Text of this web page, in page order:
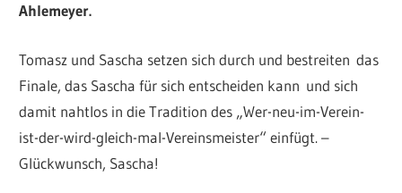
Ahlemeyer.
Tomasz und Sascha setzen sich durch und bestreiten das
Finale, das Sascha für sich entscheiden kann und sich
damit nahtlos in die Tradition des „Wer-neu-im-Verein-
ist-der-wird-gleich-mal-Vereinsmeister“ einfügt. –
Glückwunsch, Sascha!